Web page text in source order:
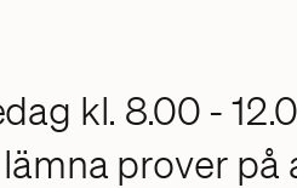
kl. 8.00 -
lämna prover